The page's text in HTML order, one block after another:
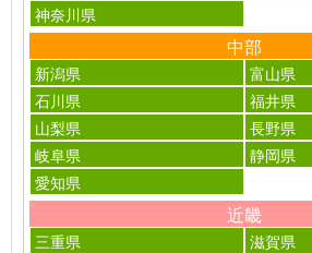
神奈川県
中部
新潟県
富山県
石川県
福井県
山梨県
長野県
岐阜県
静岡県
愛知県
近畿
三重県
滋賀県